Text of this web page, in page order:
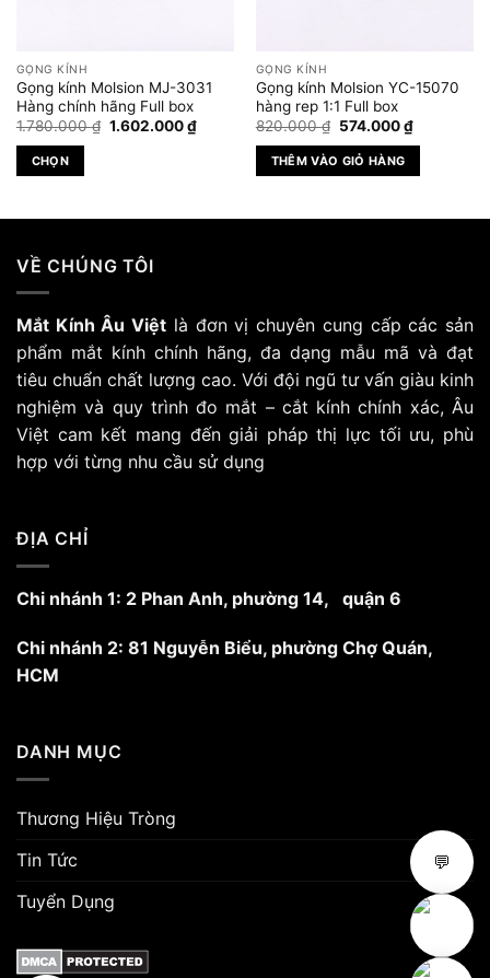
GỌNG KÍNH
Gọng kính Molsion MJ-3031
Hàng chính hãng Full box
1.780.000₫ Giá
1.602.000₫Giá
hiện
1.602.000 ₫.
CHỌN
có
nhiều
thể.
Các
tùy
chọn
có
thể
được
trang
sản
GỌNG KÍNH
Gọng kính Molsion YC-15070
hàng rep 1:1 Full box
820.000₫ Giá
là:
820.000 ₫.
574.000₫Giá
hiện
574.000 ₫.
THÊM VÀO GIỎ HÀNG
₫.
VỀ CHÚNG TÔI
Mắt Kính Âu Việt là đơn vị chuyên cung cấp các sản
phẩm mắt kính chính hãng, đa dạng mẫu mã và đạt
tiêu chuẩn chất lượng cao. Với đội ngũ tư vấn giàu kinh
nghiệm và quy trình đo mắt – cắt kính chính xác, Âu
Việt cam kết mang đến giải pháp thị lực tối ưu, phù
hợp với từng nhu cầu sử dụng
ĐỊA CHỈ
Chi nhánh 1: 2 Phan Anh, phường 14, quận 6
Chi nhánh 2: 81 Nguyễn Biểu, phường Chợ Quán,
HCM
DANH MỤC
Thương Hiệu Tròng
Tin Tức
Tuyển Dụng
💬